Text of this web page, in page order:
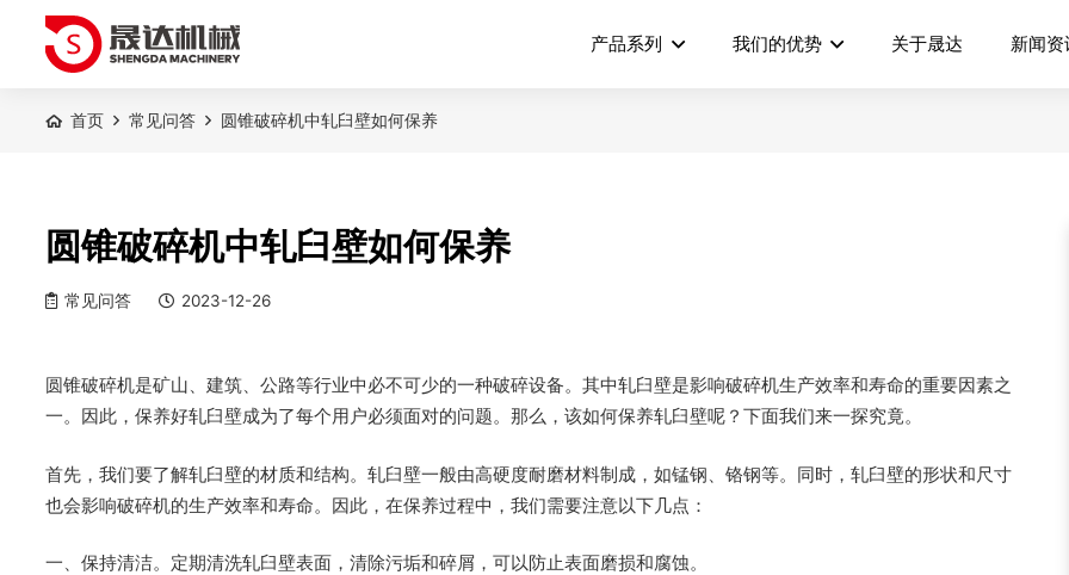
产品系列 我们的优势 关于晟达 新闻资
首页 常见问答 圆锥破碎机中轧臼壁如何保养
圆锥破碎机中轧臼壁如何保养
常见问答 2023-12-26
圆锥破碎机是矿山、建筑、公路等行业中必不可少的一种破碎设备。其中轧臼壁是影响破碎机生产效率和寿命的重要因素之
一。因此，保养好轧臼壁成为了每个用户必须面对的问题。那么，该如何保养轧臼壁呢？下面我们来一探究竟。
首先，我们要了解轧臼壁的材质和结构。轧臼壁一般由高硬度耐磨材料制成，如锰钢、铬钢等。同时，轧臼壁的形状和尺寸
也会影响破碎机的生产效率和寿命。因此，在保养过程中，我们需要注意以下几点：
一、保持清洁。定期清洗轧臼壁表面，清除污垢和碎屑，可以防止表面磨损和腐蚀。